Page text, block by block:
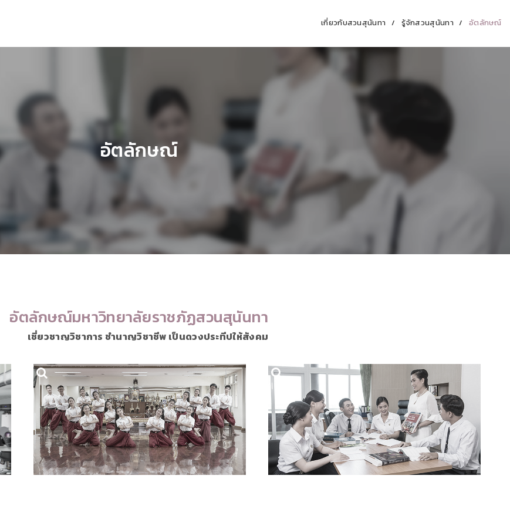
เกี่ยวกับสวนสุนันทา รู้จักสวนสุนันทา อัตลักษณ์
อัตลักษณ์
อัตลักษณ์มหาวิทยาลัยราชภัฏสวนสุนันทา
เชี่ยวชาญวิชาการ ชำนาญวิชาชีพ เป็นดวงประทีปให้สังคม